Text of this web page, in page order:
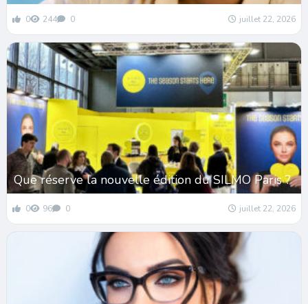
0 244 0 juillet 22, 2026
Que réserve la nouvelle édition du SILMO Paris ?
0 96 0 juillet 22, 2026